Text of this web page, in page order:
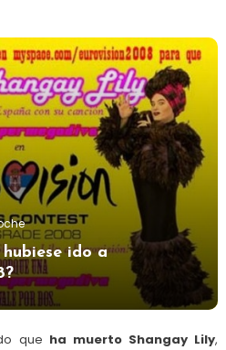
ido a
que ha muerto Shangay Lily,